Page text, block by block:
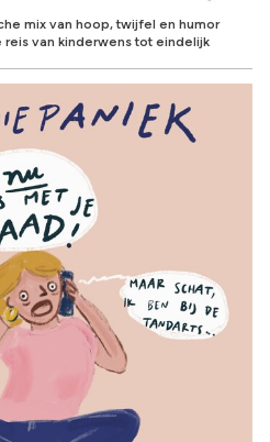
mix van hoop, twijfel en humor
van kinderwens tot eindelijk